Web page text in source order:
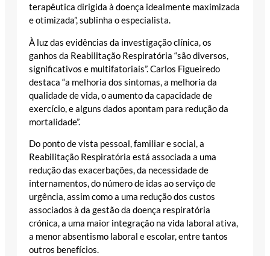
terapêutica dirigida à doença idealmente maximizada
e otimizada”, sublinha o especialista.
À luz das evidências da investigação clínica, os
ganhos da Reabilitação Respiratória “são diversos,
significativos e multifatoriais”. Carlos Figueiredo
destaca “a melhoria dos sintomas, a melhoria da
qualidade de vida, o aumento da capacidade de
exercício, e alguns dados apontam para redução da
mortalidade”.
Do ponto de vista pessoal, familiar e social, a
Reabilitação Respiratória está associada a uma
redução das exacerbações, da necessidade de
internamentos, do número de idas ao serviço de
urgência, assim como a uma redução dos custos
associados à da gestão da doença respiratória
crónica, a uma maior integração na vida laboral ativa,
a menor absentismo laboral e escolar, entre tantos
outros benefícios.